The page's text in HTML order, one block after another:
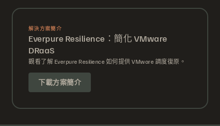
解決方案簡介
Everpure Resilience：簡化 VMware
DRaaS
觀看了解 Everpure Resilience 如何提供 VMware 調度復原。
下載方案簡介